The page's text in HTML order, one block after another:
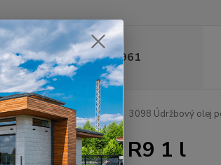
+420 377 441 961
Údržbový olej 3098 Údržbový olej
protiskluz R9 1 l